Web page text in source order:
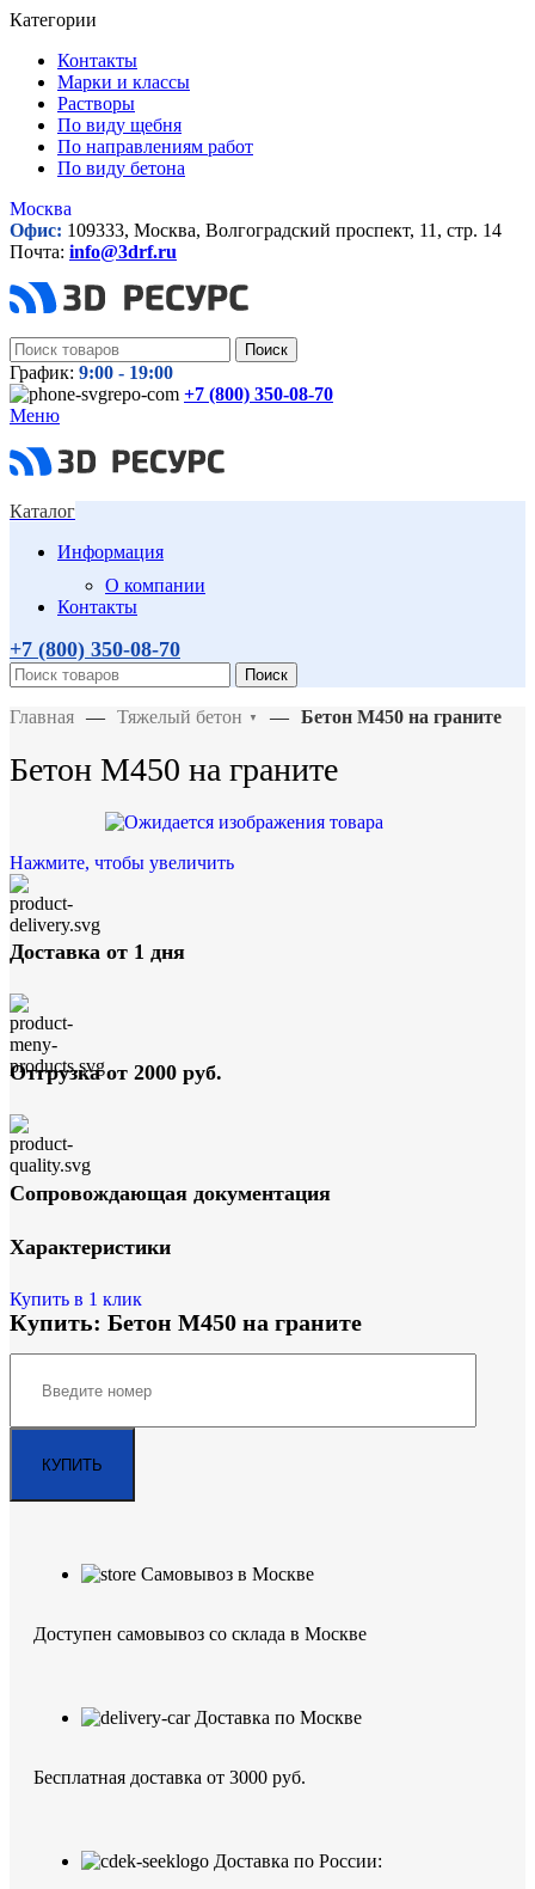
Категории
Контакты
Марки и классы
Растворы
По виду щебня
По направлениям работ
По виду бетона
Москва
Офис: 109333, Москва, Волгоградский проспект, 11, стр. 14
Почта: info@3drf.ru
Поиск
График: 9:00 - 19:00
+7 (800) 350-08-70
Меню
Каталог
Информация
О компании
Контакты
+7 (800) 350-08-70
Поиск
Главная — Тяжелый бетон ▼ — Бетон М450 на граните
Бетон М450 на граните
Нажмите, чтобы увеличить
Доставка от 1 дня
Отгрузка от 2000 руб.
Сопровождающая документация
Характеристики
Купить в 1 клик
Купить: Бетон М450 на граните
Самовывоз в Москве
Доступен самовывоз со склада в Москве
Доставка по Москве
Бесплатная доставка от 3000 руб.
Доставка по России: